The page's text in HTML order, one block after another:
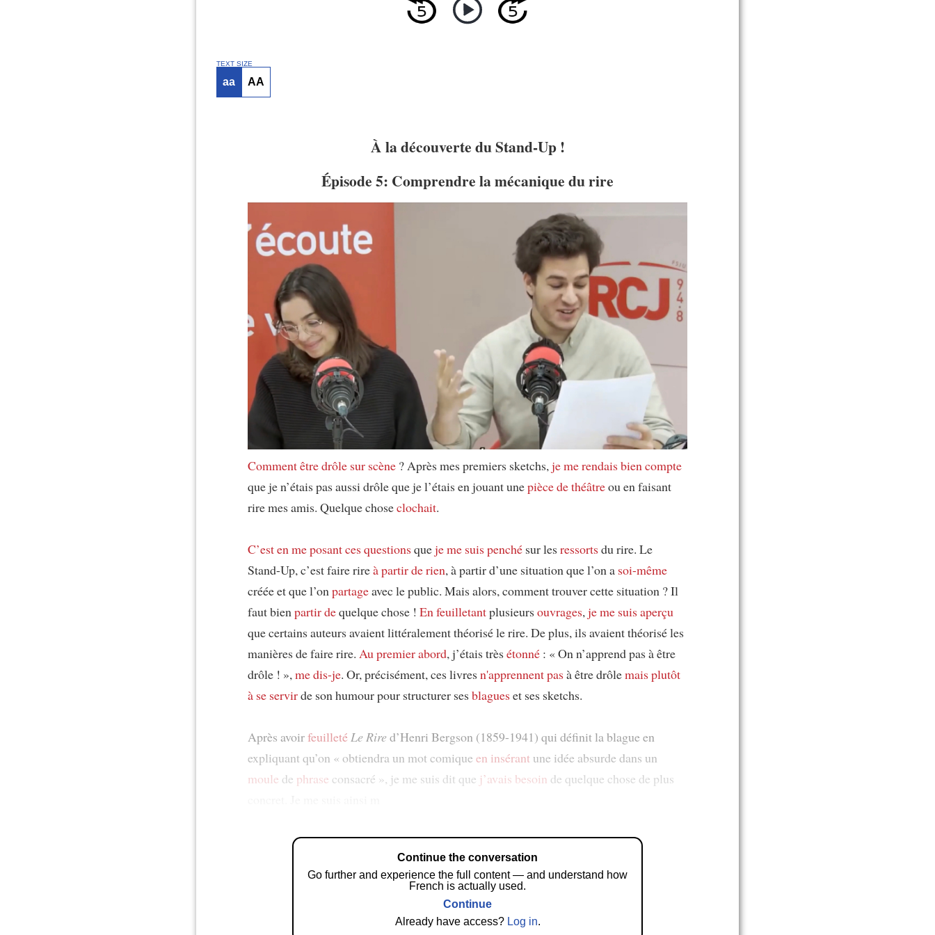
TEXT SIZE
aa AA
À la découverte du Stand-Up !
Épisode 5: Comprendre la mécanique du rire
Comment être drôle sur scène ? Après mes premiers sketchs,je me rendais bien compte
que je n’étais pas aussi drôle que je l’étais en jouant unepièce de théâtreou en faisant
rire mes amis. Quelque choseclochait.
C’est en me posant ces questionsqueje me suis penché sur lesressortsdu rire. Le
Stand-Up, c’est faire rireà partir de rien, à partir d’une situation que l’on a soi-même
créée et que l’onpartageavec le public. Mais alors, comment trouver cette situation ? Il
faut bienpartir dequelque chose ! En feuilletantplusieursouvrages,je me suis aperçu
que certains auteurs avaient littéralement théorisé le rire. De plus, ils avaient théorisé les
manières de faire rire. Au premier abord, j’étais trèsétonné : « On n’apprend pas à être
drôle ! »,me dis-je. Or, précisément, ces livresn'apprennent pasà être drôlemais plutôt
à se servirde son humour pour structurer sesblagueset ses sketchs.
Après avoirfeuilletéLe Rired’Henri Bergson (1859-1941) qui définit la blague en
expliquant qu’on « obtiendra un mot comique en insérant une idée absurde dans un
moule de phrase consacré », je me suis dit que j’avais besoin de quelque chose de plus
Continue the conversation
Go further and experience the full content — and understand how
French is actually used.
Continue
Already have access? Log in.